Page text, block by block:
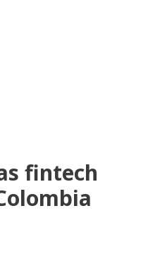
fintech